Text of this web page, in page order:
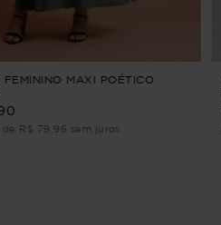
FEMININO MAXI POÉTICO
de R$ 79,96 sem juros